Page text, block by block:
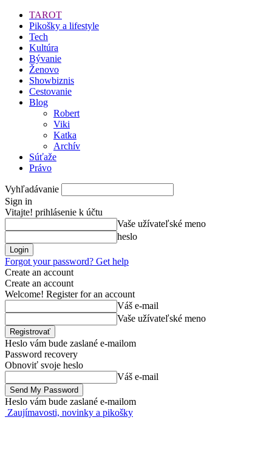
TAROT
Pikošky a lifestyle
Tech
Kultúra
Bývanie
Ženovo
Showbiznis
Cestovanie
Blog
Robert
Viki
Katka
Archív
Súťaže
Právo
Vyhľadávanie
Sign in
Vitajte! prihlásenie k účtu
Vaše užívateľské meno
heslo
Forgot your password? Get help
Create an account
Create an account
Welcome! Register for an account
Váš e-mail
Vaše užívateľské meno
Heslo vám bude zaslané e-mailom
Password recovery
Obnoviť svoje heslo
Váš e-mail
Heslo vám bude zaslané e-mailom
Zaujímavosti, novinky a pikošky